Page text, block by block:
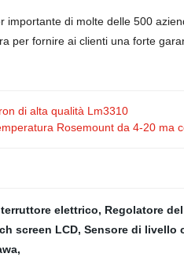
importante di molte delle 500
per fornire ai clienti una forte
di alta qualità Lm3310
Rosemount da 4-20 ma
elettrico, Regolatore
screen LCD, Sensore di livello
,